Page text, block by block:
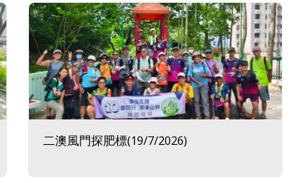
二澳風門探肥標(19/7/2026)